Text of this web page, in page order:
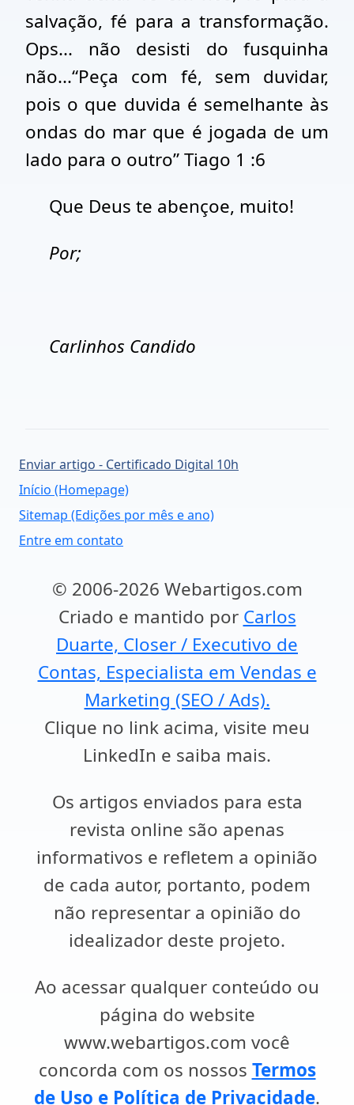
salvação, fé para a transformação.
Ops... não desisti do fusquinha
não...“Peça com fé, sem duvidar,
pois o que duvida é semelhante às
ondas do mar que é jogada de um
lado para o outro” Tiago 1 :6
Que Deus te abençoe, muito!
Por;
Carlinhos Candido
Enviar artigo - Certificado Digital 10h
Início (Homepage)
Sitemap (Edições por mês e ano)
Entre em contato
© 2006-2026 Webartigos.com
Criado e mantido por Carlos
Duarte, Closer / Executivo de
Contas, Especialista em Vendas e
Marketing (SEO / Ads).
Clique no link acima, visite meu
LinkedIn e saiba mais.
Os artigos enviados para esta
revista online são apenas
informativos e refletem a opinião
de cada autor, portanto, podem
não representar a opinião do
idealizador deste projeto.
Ao acessar qualquer conteúdo ou
página do website
www.webartigos.com você
concorda com os nossos Termos
de Uso e Política de Privacidade.